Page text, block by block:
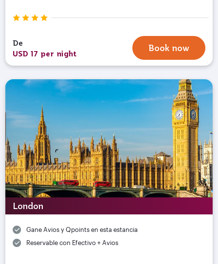
De
USD 17 per night
Book now
London
Gane Avios y Qpoints en esta estancia
Reservable con Efectivo + Avios